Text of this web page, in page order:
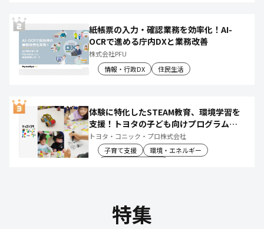
紙帳票の入力・確認業務を効率化！AI-
OCRで進める庁内DXと業務改善
株式会社PFU
情報・行政DX
住民生活
体験に特化したSTEAM教育、環境学習を
支援！トヨタの子ども向けプログラムで
社会や将来について楽しく学べる体験機
会を創出
トヨタ・コニック・プロ株式会社
子育て支援
環境・エネルギー
特集